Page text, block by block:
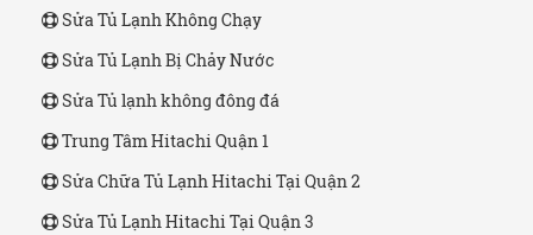
Sửa Tủ Lạnh Không Chạy
Sửa Tủ Lạnh Bị Chảy Nước
Sửa Tủ lạnh không đông đá
Trung Tâm Hitachi Quận 1
Sửa Chữa Tủ Lạnh Hitachi Tại Quận 2
Sửa Tủ Lạnh Hitachi Tại Quận 3